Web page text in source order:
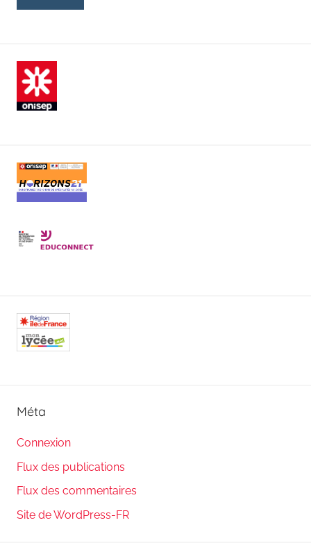
Méta
Connexion
Flux des publications
Flux des commentaires
Site de WordPress-FR